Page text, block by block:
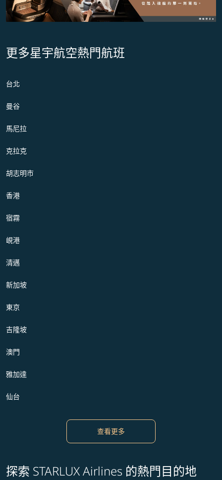
更多星宇航空熱門航班
台北
曼谷
馬尼拉
克拉克
胡志明市
香港
宿霧
峴港
清邁
新加坡
東京
吉隆坡
澳門
雅加達
仙台
查看更多
探索 STARLUX Airlines 的熱門目的地